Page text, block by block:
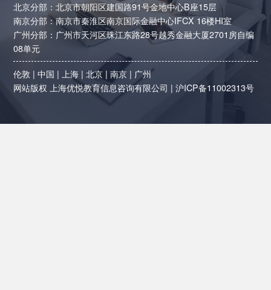
北京分部：北京市朝阳区建国路91号金地中心B座15层
南京分部：南京市秦淮区南京国际金融中心IFCX 16楼HI室
广州分部：广州市天河区珠江东路28号越秀金融大厦2701房自编
08单元
伦敦 |中国 |上海 |北京 |南京 | 广州
网站版权 上海优悦教育信息咨询有限公司 |沪ICP备11002313号